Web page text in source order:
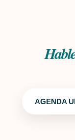
AGENDA